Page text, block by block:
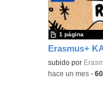
Contenido
subido por
1 página
-hace un mes -60